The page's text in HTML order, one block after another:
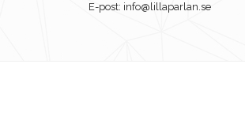
E-post: info@lillaparlan.se